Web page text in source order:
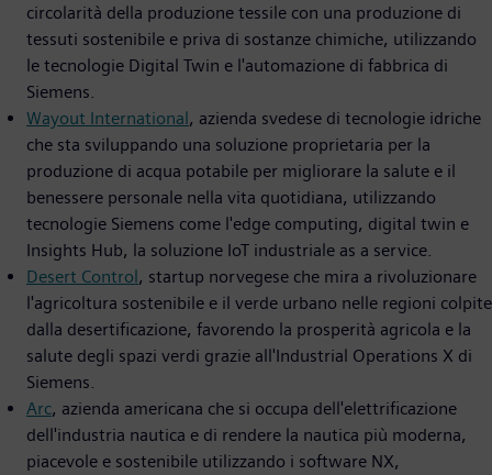
circolarità della produzione tessile con una produzione di
tessuti sostenibile e priva di sostanze chimiche, utilizzando
le tecnologie Digital Twin e l'automazione di fabbrica di
Siemens.
Wayout International, azienda svedese di tecnologie idriche
che sta sviluppando una soluzione proprietaria per la
produzione di acqua potabile per migliorare la salute e il
benessere personale nella vita quotidiana, utilizzando
tecnologie Siemens come l'edge computing, digital twin e
Insights Hub, la soluzione IoT industriale as a service.
Desert Control, startup norvegese che mira a rivoluzionare
l'agricoltura sostenibile e il verde urbano nelle regioni colpite
dalla desertificazione, favorendo la prosperità agricola e la
salute degli spazi verdi grazie all'Industrial Operations X di
Siemens.
Arc, azienda americana che si occupa dell'elettrificazione
dell'industria nautica e di rendere la nautica più moderna,
piacevole e sostenibile utilizzando i software NX,